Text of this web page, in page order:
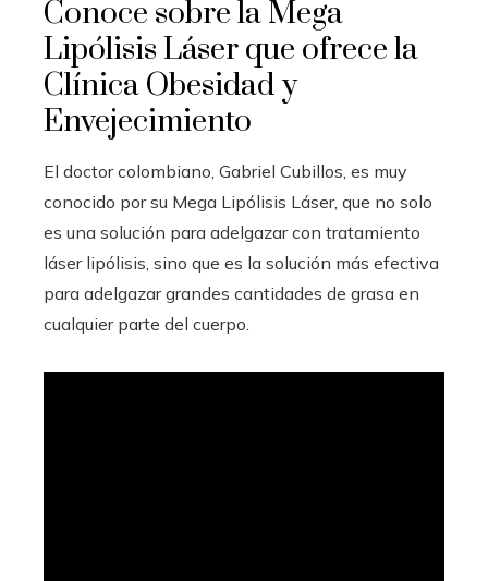
Conoce sobre la Mega
Lipólisis Láser que ofrece la
Clínica Obesidad y
Envejecimiento
El doctor colombiano, Gabriel Cubillos, es muy
conocido por su Mega Lipólisis Láser, que no solo
es una solución para adelgazar con tratamiento
láser lipólisis, sino que es la solución más efectiva
para adelgazar grandes cantidades de grasa en
cualquier parte del cuerpo.